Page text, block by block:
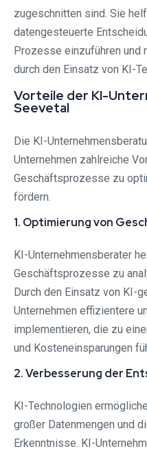
zugeschnitten sind. Sie
datengesteuerte
Prozesse einzuführen und
durch den Einsatz von KI-
Vorteile der KI-
Seevetal⁠
Die KI-
Unternehmen zahlreiche
Geschäftsprozesse zu
fördern.
1. Optimierung von
KI-Unternehmensberater
Geschäftsprozesse zu
Durch den Einsatz von KI-
Unternehmen effizientere
implementieren, die zu
und Kosteneinsparungen
2. Verbesserung der
KI-Technologien
großer Datenmengen und
Erkenntnisse. KI-